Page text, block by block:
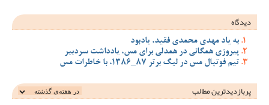
دیدگاه
به یاد مهدی محمدی فقید، یادبود
پیروزی همگانی در همدلی برای مس، یادداشت سردبیر
تیم فوتبال مس در لیگ برتر 87_1386، با خاطرات مس
پربازدیدترین‌ مطالب